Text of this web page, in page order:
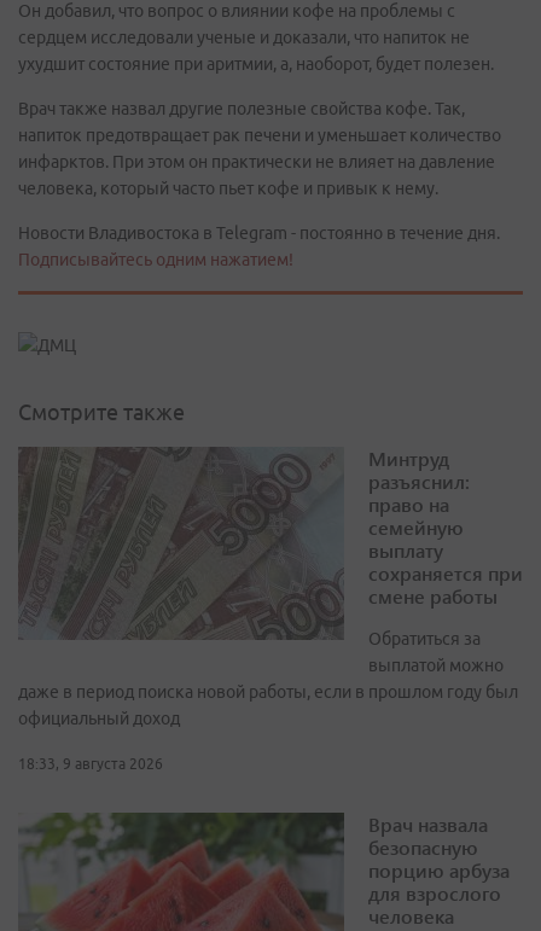
Он добавил, что вопрос о влиянии кофе на проблемы с
сердцем исследовали ученые и доказали, что напиток не
ухудшит состояние при аритмии, а, наоборот, будет полезен.
Врач также назвал другие полезные свойства кофе. Так,
напиток предотвращает рак печени и уменьшает количество
инфарктов. При этом он практически не влияет на давление
человека, который часто пьет кофе и привык к нему.
Новости Владивостока в Telegram - постоянно в течение дня.
Подписывайтесь одним нажатием!
Смотрите также
Минтруд
разъяснил:
право на
семейную
выплату
сохраняется при
смене работы
Обратиться за
выплатой можно
даже в период поиска новой работы, если в прошлом году был
официальный доход
18:33, 9 августа 2026
Врач назвала
безопасную
порцию арбуза
для взрослого
человека